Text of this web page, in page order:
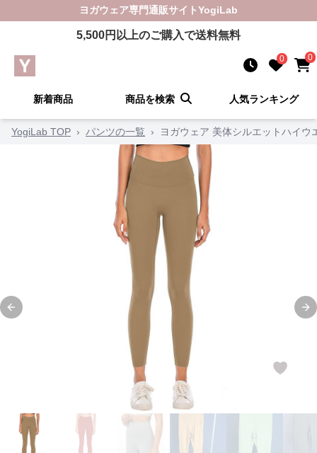
ヨガウェア専門通販サイトYogiLab
5,500円以上のご購入で送料無料
0 0
新着商品 商品を検索 人気ランキング
YogiLab TOP › パンツの一覧 › ヨガウェア 美体シルエットハイウ
Previous slide